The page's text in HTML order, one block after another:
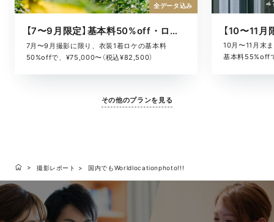
【7〜9月限定】基本料50%off・ロケキャンペーン
7月〜9月撮影に限り、衣装1着ロケの基本料
50%offで、¥75,000〜（税込¥82,500）
全データ込み
10月〜11月末
基本料55%off
その他のプランを見る
撮影レポート 国内でもWorldlocationphoto!!!